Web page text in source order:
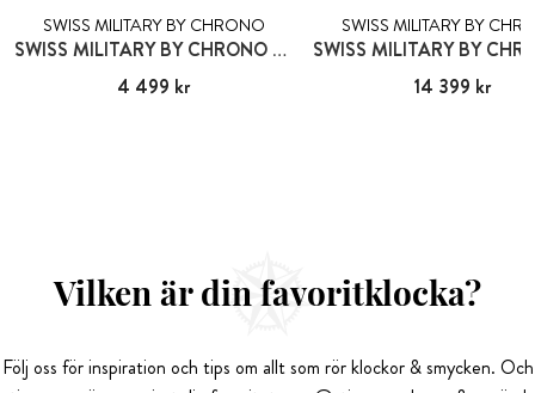
SWISS MILITARY BY CHRONO
SWISS MILITARY BY CHRONO ZUG GMT
Pris:4 499 kr
4 499 kr
SWISS MILITARY BY
Pris: 14 399 kr
14 399 kr
Vilken är din favoritklocka?
Följ oss för inspiration och tips om allt som rör klockor & smycken. Och